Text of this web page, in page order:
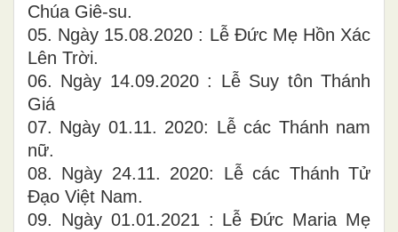
Chúa Giê-su.
05. Ngày 15.08.2020 : Lễ Đức Mẹ Hồn Xác
Lên Trời.
06. Ngày 14.09.2020 : Lễ Suy tôn Thánh
Giá
07. Ngày 01.11. 2020: Lễ các Thánh nam
nữ.
08. Ngày 24.11. 2020: Lễ các Thánh Tử
Đạo Việt Nam.
09. Ngày 01.01.2021 : Lễ Đức Maria Mẹ